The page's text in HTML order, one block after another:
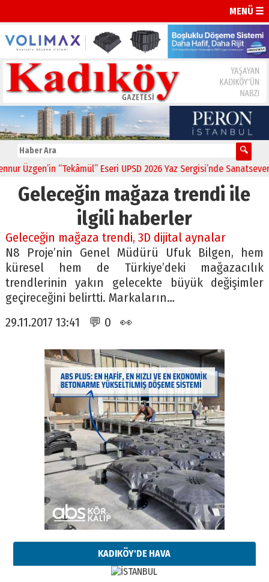
MENÜ ☰
Üzgen’in “Tekâmül” Eseri UPSD 2026 Yaz Sergisi’nde
Geleceğin mağaza trendi ile
ilgili haberler
Geleceğin mağaza trendi, 3D dijital aynalar
N8 Proje’nin Genel Müdürü Ufuk Bilgen, hem
küresel hem de Türkiye’deki mağazacılık
trendlerinin yakın gelecekte büyük değişimler
geçireceğini belirtti. Markaların…
29.11.2017 13:41 💬 0 👀
KADIKÖY'DE HAVA